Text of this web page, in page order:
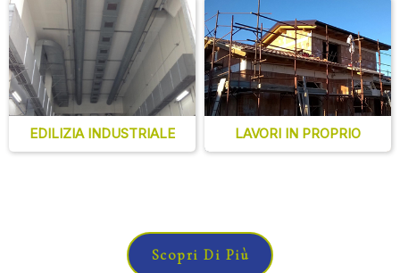
EDILIZIA INDUSTRIALE LAVORI IN PROPRIO
Scopri Di Più